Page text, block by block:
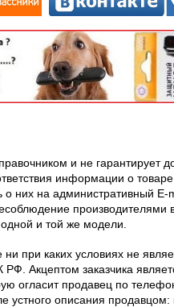
и не гарантирует
информации о товаре
них на административный
и той же модели.
при каких условиях не
Акцептом заказчика
огласит продавец по
устного описания